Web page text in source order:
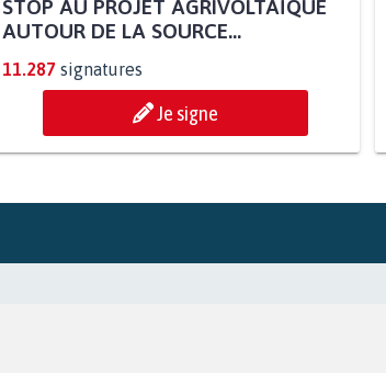
STOP AU PROJET AGRIVOLTAÏQUE